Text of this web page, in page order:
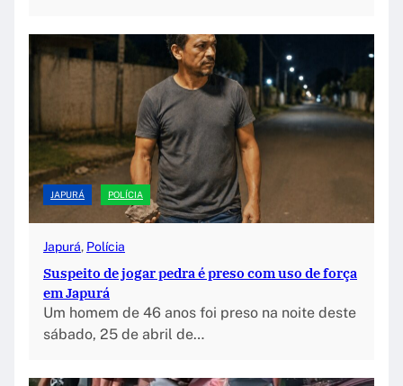
JAPURÁ POLÍCIA
Japurá, Polícia
Suspeito de jogar pedra é preso com uso de força
em Japurá
Um homem de 46 anos foi preso na noite deste
sábado, 25 de abril de…